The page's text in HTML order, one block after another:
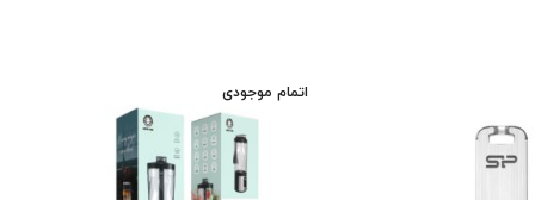
اتمام موجودی